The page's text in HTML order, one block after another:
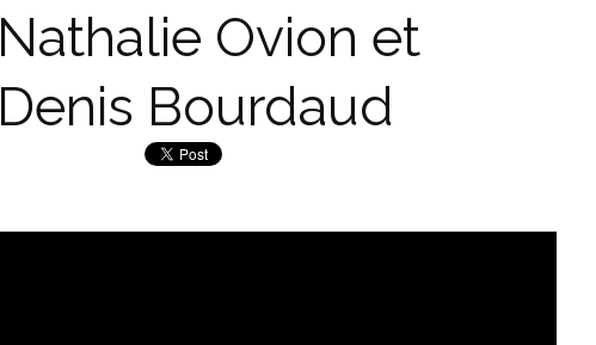
Nathalie Ovion et
Denis Bourdaud